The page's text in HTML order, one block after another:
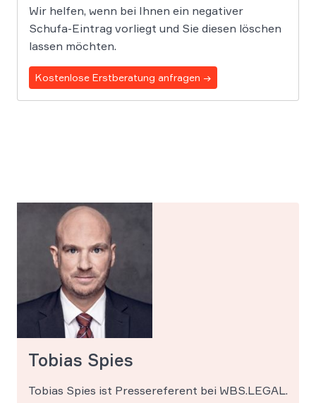
Wir helfen, wenn bei Ihnen ein negativer
Schufa-Eintrag vorliegt und Sie diesen löschen
lassen möchten.
Kostenlose Erstberatung anfragen →
Tobias Spies
Tobias Spies ist Pressereferent bei WBS.LEGAL.